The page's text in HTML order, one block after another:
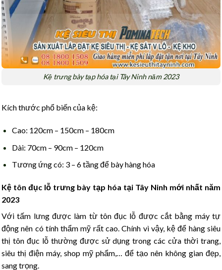
Kệ trưng bày tạp hóa tại Tây Ninh năm 2023
Kích thước phổ biến của kệ:
Cao: 120cm – 150cm – 180cm
Dài: 70cm – 90cm – 120cm
Tương ứng có: 3 – 6 tầng để bày hàng hóa
Kệ tôn đục lỗ trưng bày tạp hóa tại Tây Ninh mới nhất năm
2023
Với tấm lưng được làm từ tôn đục lỗ được cắt bằng máy tự
động nên có tính thẩm mỹ rất cao. Chính vì vậy, kệ để hàng siêu
thị tôn đục lỗ thường được sử dụng trong các cửa thời trang,
siêu thị điện máy, shop mỹ phẩm,… để tạo nên không gian đẹp,
sang trọng.